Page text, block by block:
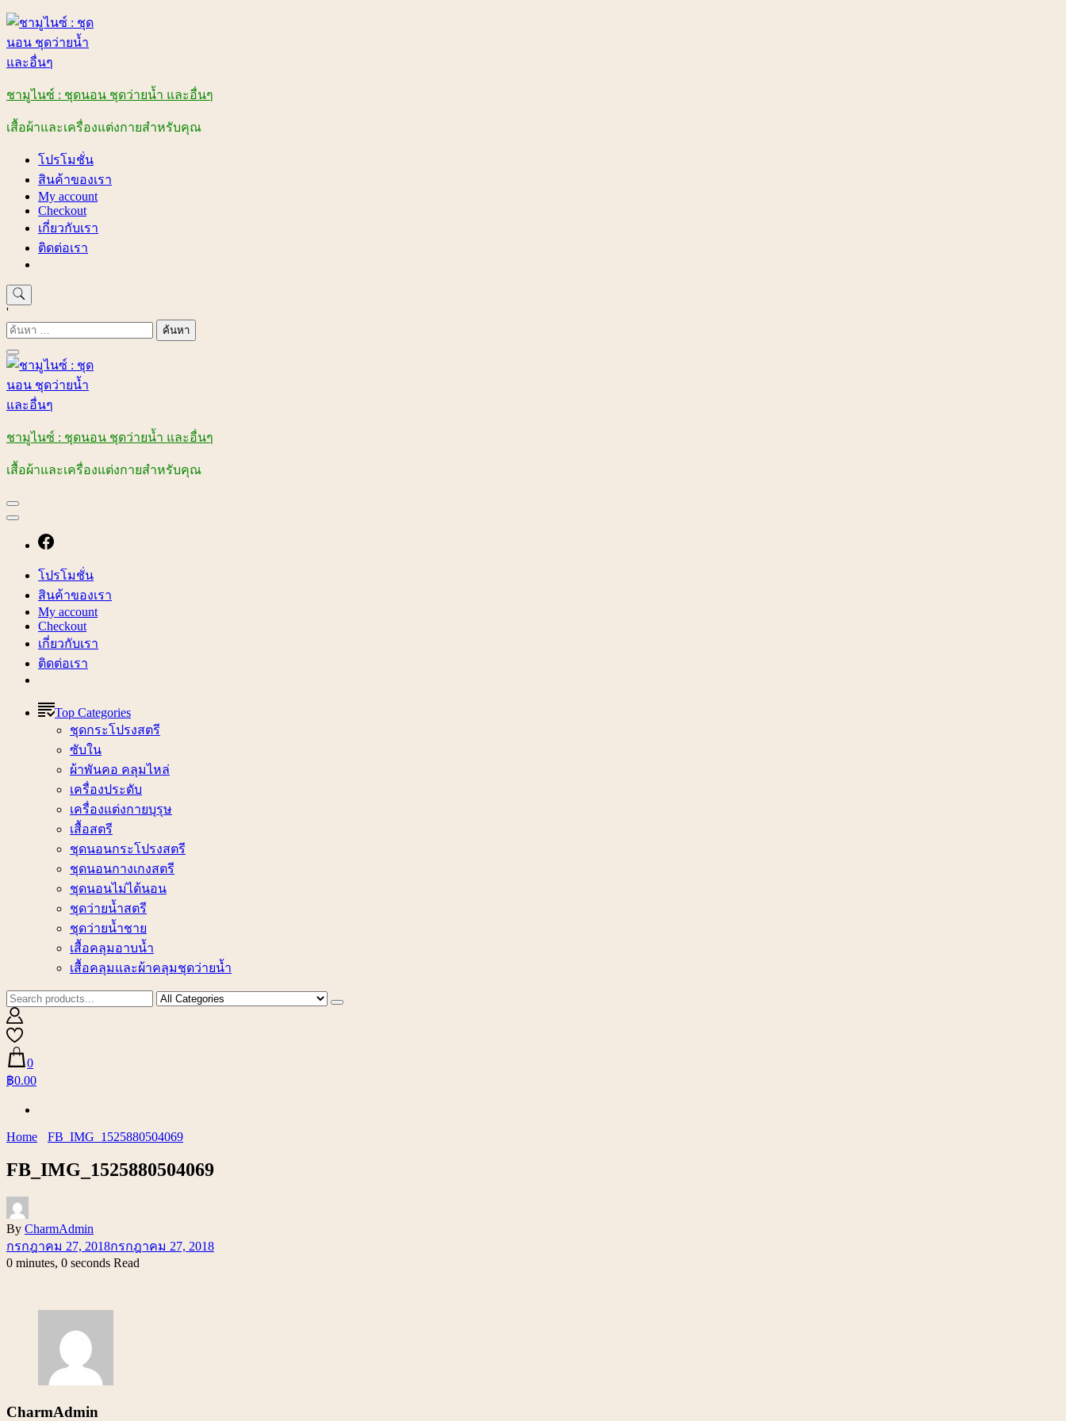
Skip
content
ชามูไนซ์ : ชุดนอน ชุดว่ายน้ำ และอื่นๆ
เสื้อผ้าและเครื่องแต่งกายสำหรับคุณ
โปรโมชั่น
สินค้าของเรา
My account
Checkout
เกี่ยวกับเรา
ติดต่อเรา
'
ค้นหา
สำหรับ:
ชามูไนซ์ : ชุดนอน ชุดว่ายน้ำ และอื่นๆ
เสื้อผ้าและเครื่องแต่งกายสำหรับคุณ
โปรโมชั่น
สินค้าของเรา
My account
Checkout
เกี่ยวกับเรา
ติดต่อเรา
Top Categories
ชุดกระโปรงสตรี
ซับใน
ผ้าพันคอ คลุมไหล่
เครื่องประดับ
เครื่องแต่งกายบุรุษ
เสื้อสตรี
ชุดนอนกระโปรงสตรี
ชุดนอนกางเกงสตรี
ชุดนอนไม่ได้นอน
ชุดว่ายน้ำสตรี
ชุดว่ายน้ำชาย
เสื้อคลุมอาบน้ำ
เสื้อคลุมและผ้าคลุมชุดว่ายน้ำ
0
฿0.00
Home FB_IMG_1525880504069
FB_IMG_1525880504069
By CharmAdmin
กรกฎาคม 27, 2018กรกฎาคม 27, 2018
0 minutes, 0 seconds Read
CharmAdmin